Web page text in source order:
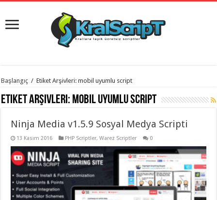
istanbul
evden
eve
organizasyon
gaziantep
evden
taşımacılık,
evden
taşımacılık,
gaziantep
evden
Başlangıç / Etiket Arşivleri: mobil uyumlu script
Etiket Arşivleri: mobil uyumlu script
Ninja Media v1.5.9 Sosyal Medya Scripti
13 Kasım 2016 PHP Scriptler,Warez Scriptler 0